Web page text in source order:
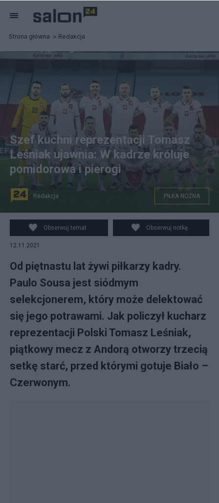
Strona główna Redakcja
Dieta to podstawa utrzymania formy przez piłkarzy. Fot.
Szef kuchni reprezentacji Tomasz
Leśniak ujawnia: W kadrze króluje
pomidorowa i pierogi
Redakcja PIŁKA NOŻNA
Obserwuj temat Obserwuj notkę
12.11.2021
Od piętnastu lat żywi piłkarzy kadry.
Paulo Sousa jest siódmym
selekcjonerem, który może delektować
się jego potrawami. Jak policzył kucharz
reprezentacji Polski Tomasz Leśniak,
piątkowy mecz z Andorą otworzy trzecią
setkę starć, przed którymi gotuje Biało –
Czerwonym.